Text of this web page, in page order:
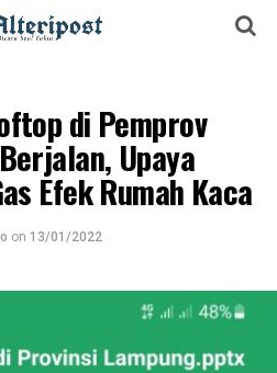
di Pemprov
Upaya
Efek Rumah Kaca
on 13/01/2022